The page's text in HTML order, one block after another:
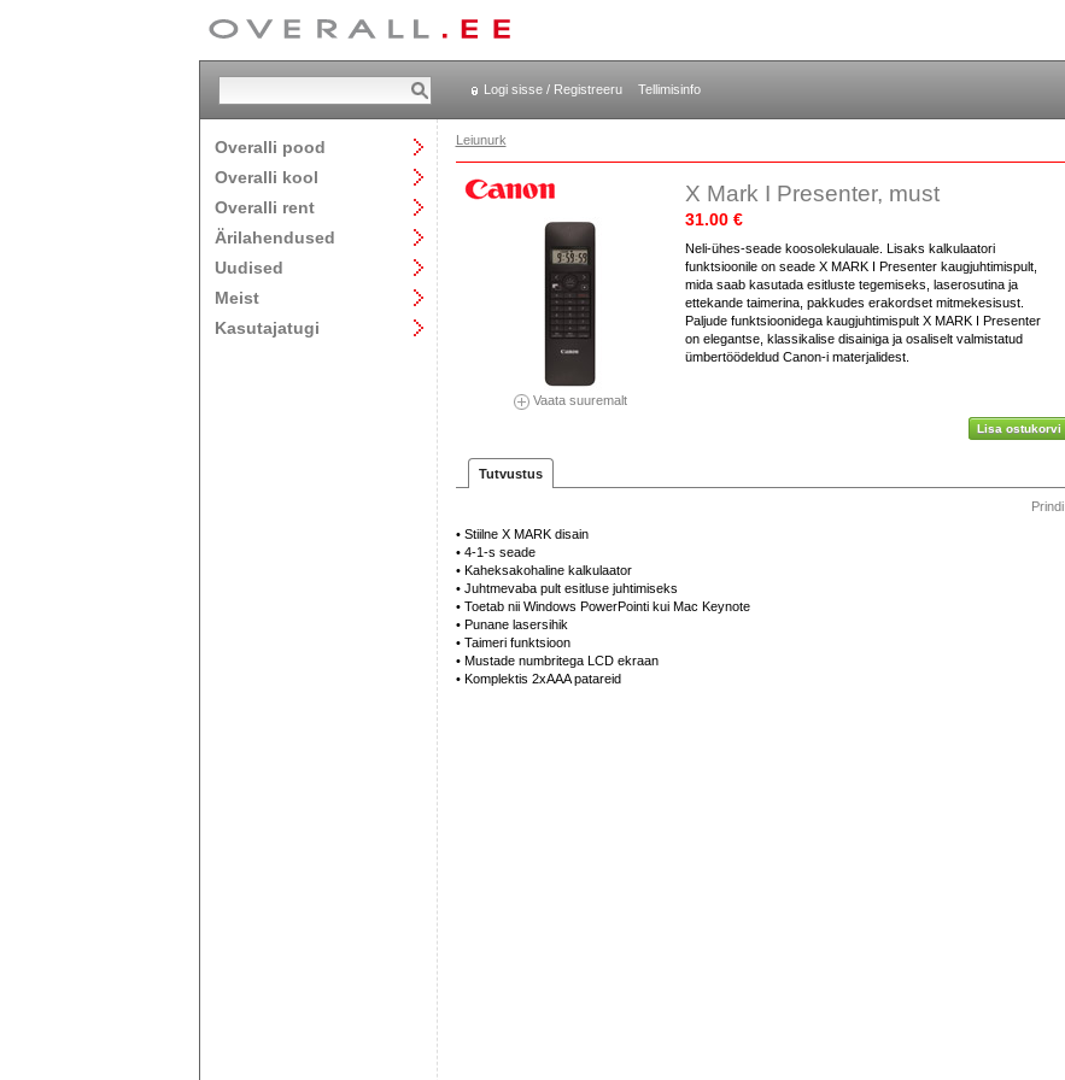
Logi sisse / Registreeru Tellimisinfo
Overalli pood
Overalli kool
Overalli rent
Ärilahendused
Uudised
Meist
Kasutajatugi
Leiunurk
Vaata suuremalt
X Mark I Presenter, must
31.00 €
Neli-ühes-seade koosolekulauale. Lisaks kalkulaatori
funktsioonile on seade X MARK I Presenter kaugjuhtimispult,
mida saab kasutada esitluste tegemiseks, laserosutina ja
ettekande taimerina, pakkudes erakordset mitmekesisust.
Paljude funktsioonidega kaugjuhtimispult X MARK I Presenter
on elegantse, klassikalise disainiga ja osaliselt valmistatud
ümbertöödeldud Canon-i materjalidest.
Lisa ostukorvi
Tutvustus
Prindi
• Stiilne X MARK disain
• 4-1-s seade
• Kaheksakohaline kalkulaator
• Juhtmevaba pult esitluse juhtimiseks
• Toetab nii Windows PowerPointi kui Mac Keynote
• Punane lasersihik
• Taimeri funktsioon
• Mustade numbritega LCD ekraan
• Komplektis 2xAAA patareid